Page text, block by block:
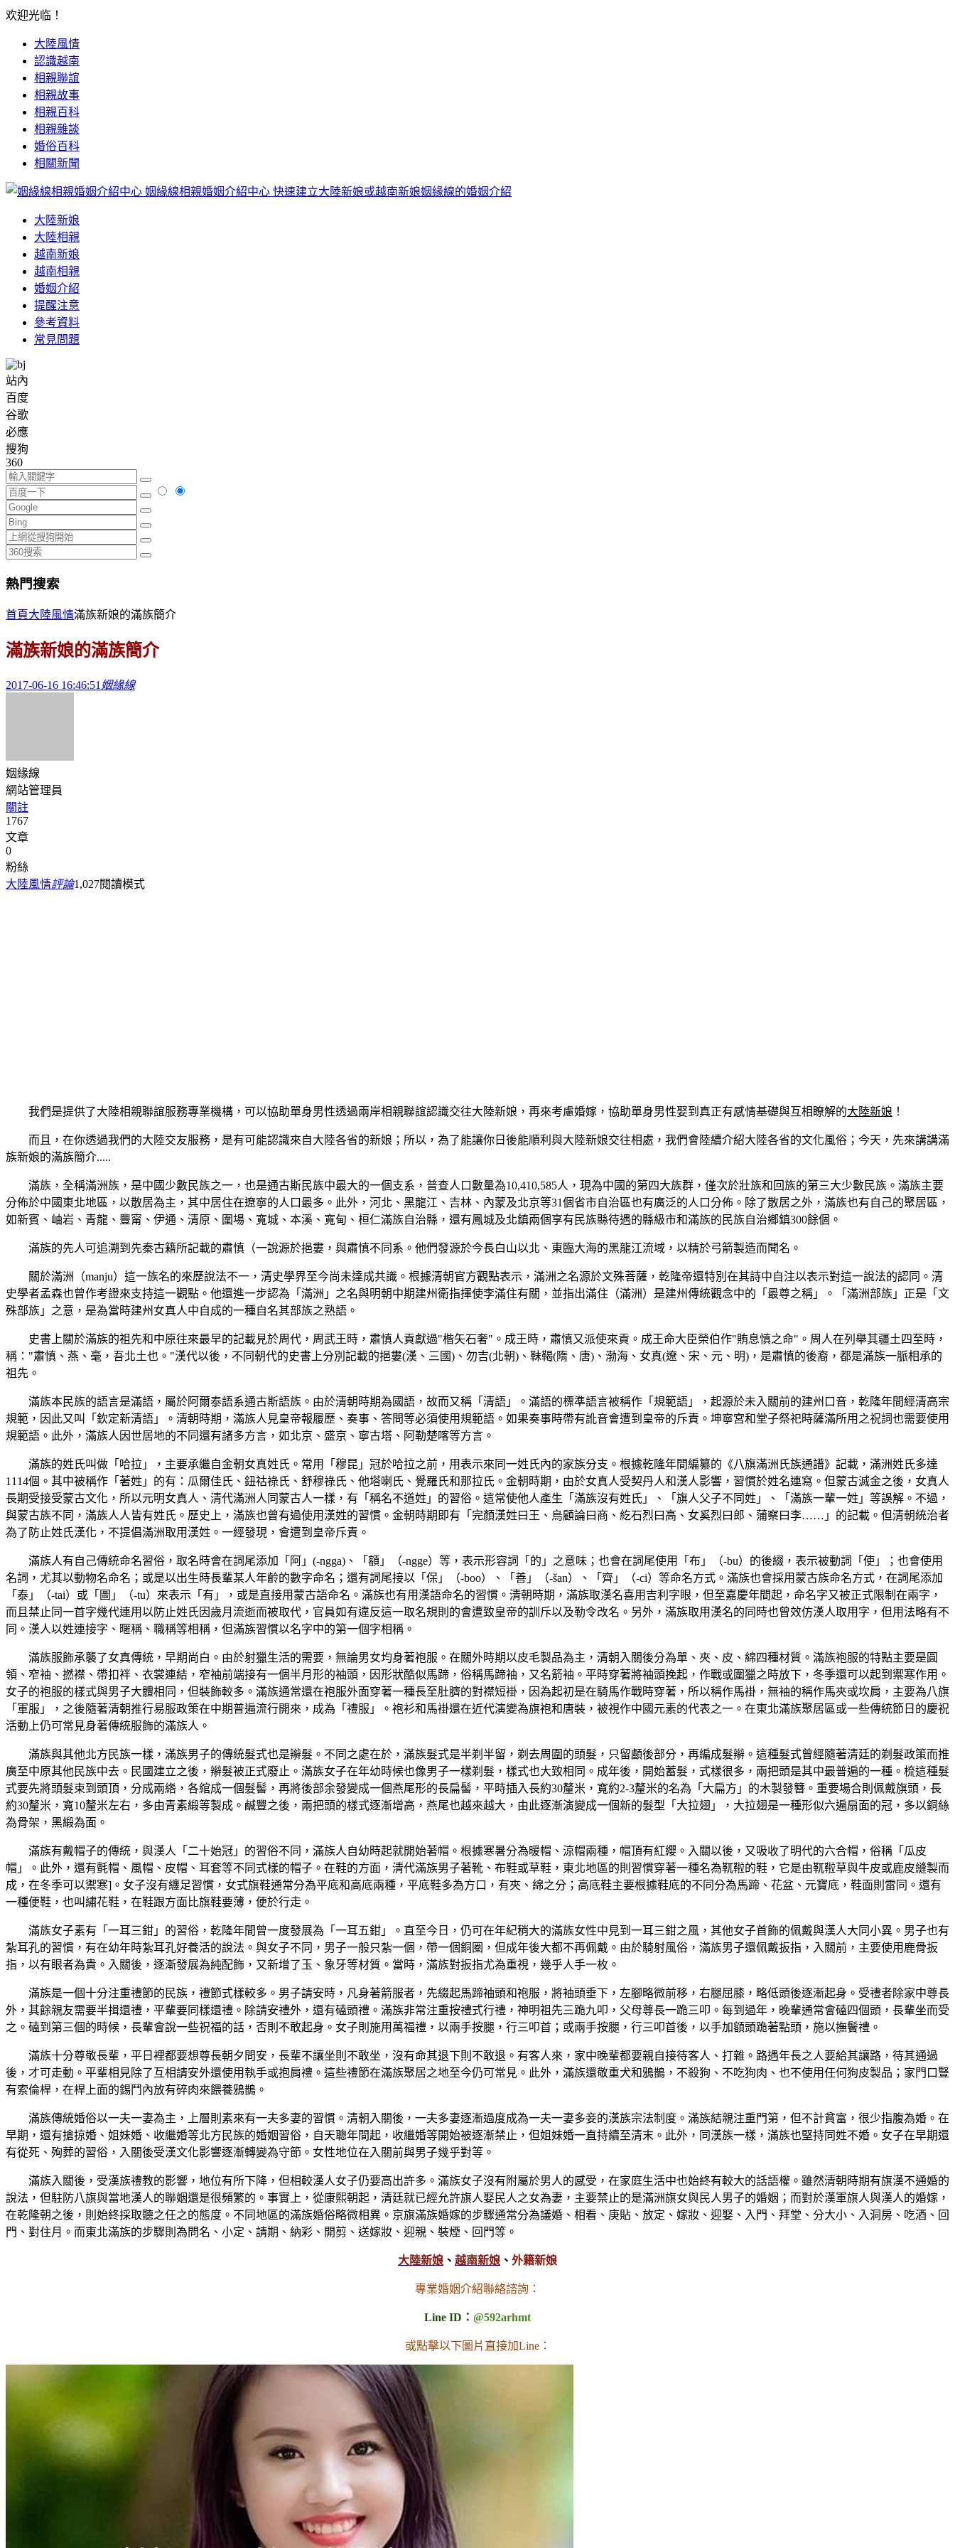
欢迎光临！
大陸風情
認識越南
相親聯誼
相親故事
相親百科
相親雜談
婚俗百科
相關新聞
姻緣線相親婚姻介紹中心 快速建立大陸新娘或越南新娘姻緣線的婚姻介紹
大陸新娘
大陸相親
越南新娘
越南相親
婚姻介紹
提醒注意
參考資料
常見問題
站內
百度
谷歌
必應
搜狗
360
熱門搜索
首頁大陸風情滿族新娘的滿族簡介
滿族新娘的滿族簡介
2017-06-16 16:46:51 姻緣線
姻緣線
網站管理員
關註
1767
文章
0
粉絲
大陸風情評論1,027閱讀模式
我們是提供了大陸相親聯誼服務專業機構，可以協助單身男性透過兩岸相親聯誼認識交往大陸新娘，再來考慮婚嫁，協助單身男性娶到真正有感情基礎與互相瞭解的大陸新娘 ！
而且，在你透過我們的大陸交友服務，是有可能認識來自大陸各省的新娘；所以，為了能讓你日後能順利與大陸新娘交往相處，我們會陸續介紹大陸各省的文化風俗；今天，先來講講滿
族新娘的滿族簡介.....
滿族，全稱滿洲族，是中國少數民族之一，也是通古斯民族中最大的一個支系，普查人口數量為10,410,585人，現為中國的第四大族群，僅次於壯族和回族的第三大少數民族。滿族主要
分佈於中國東北地區，以散居為主，其中居住在遼寧的人口最多。此外，河北、黑龍江、吉林、內蒙及北京等31個省市自治區也有廣泛的人口分佈。除了散居之外，滿族也有自己的聚居區，
如新賓、岫岩、青龍、豐甯、伊通、清原、圍場、寬城、本溪、寬甸、桓仁滿族自治縣，還有鳳城及北鎮兩個享有民族縣待遇的縣級市和滿族的民族自治鄉鎮300餘個。
滿族的先人可追溯到先秦古籍所記載的肅慎（一說源於挹婁，與肅慎不同系。他們發源於今長白山以北、東臨大海的黑龍江流域，以精於弓箭製造而聞名。
關於滿洲（manju）這一族名的來歷說法不一，清史學界至今尚未達成共識。根據清朝官方觀點表示，滿洲之名源於文殊菩薩，乾隆帝還特別在其詩中自注以表示對這一說法的認同。清
史學者孟森也曾作考證來支持這一觀點。他還進一步認為「滿洲」之名與明朝中期建州衛指揮使李滿住有關，並指出滿住（滿洲）是建州傳統觀念中的「最尊之稱」。「滿洲部族」正是「文
殊部族」之意，是為當時建州女真人中自成的一種自名其部族之熟語。
史書上關於滿族的祖先和中原往來最早的記載見於周代，周武王時，肅慎人貢獻過"楷矢石奢"。成王時，肅慎又派使來貢。成王命大臣榮伯作"賄息慎之命"。周人在列舉其疆土四至時，
稱："肅慎、燕、毫，吾北土也。"漢代以後，不同朝代的史書上分別記載的挹婁(漢、三國)、勿吉(北朝)、靺鞨(隋、唐)、渤海、女真(遼、宋、元、明)，是肅慎的後裔，都是滿族一脈相承的
祖先。
滿族本民族的語言是滿語，屬於阿爾泰語系通古斯語族。由於清朝時期為國語，故而又稱「清語」。滿語的標準語言被稱作「規範語」，起源於未入關前的建州口音，乾隆年間經清高宗
規範，因此又叫「欽定新清語」。清朝時期，滿族人見皇帝報履歷、奏事、答問等必須使用規範語。如果奏事時帶有訛音會遭到皇帝的斥責。坤寧宮和堂子祭祀時薩滿所用之祝詞也需要使用
規範語。此外，滿族人因世居地的不同還有諸多方言，如北京、盛京、寧古塔、阿勒楚喀等方言。
滿族的姓氏叫做「哈拉」，主要承繼自金朝女真姓氏。常用「穆昆」冠於哈拉之前，用表示來同一姓氏內的家族分支。根據乾隆年間編纂的《八旗滿洲氏族通譜》記載，滿洲姓氏多達
1114個。其中被稱作「著姓」的有：瓜爾佳氏、鈕祜祿氏、舒穆祿氏、他塔喇氏、覺羅氏和那拉氏。金朝時期，由於女真人受契丹人和漢人影響，習慣於姓名連寫。但蒙古滅金之後，女真人
長期受接受蒙古文化，所以元明女真人、清代滿洲人同蒙古人一樣，有「稱名不道姓」的習俗。這常使他人產生「滿族沒有姓氏」、「旗人父子不同姓」、「滿族一輩一姓」等誤解。不過，
與蒙古族不同，滿族人人皆有姓氏。歷史上，滿族也曾有過使用漢姓的習慣。金朝時期即有「完顏漢姓曰王、烏顧論曰商、紇石烈曰高、女奚烈曰郎、蒲察曰李……」的記載。但清朝統治者
為了防止姓氏漢化，不提倡滿洲取用漢姓。一經發現，會遭到皇帝斥責。
滿族人有自己傳統命名習俗，取名時會在詞尾添加「阿」(-ngga)、「額」（-ngge）等，表示形容詞「的」之意味；也會在詞尾使用「布」（-bu）的後綴，表示被動詞「使」；也會使用
名詞，尤其以動物名命名；或是以出生時長輩某人年齡的數字命名；還有詞尾接以「保」（-boo）、「善」（-šan）、「齊」（-ci）等命名方式。滿族也會採用蒙古族命名方式，在詞尾添加
「泰」（-tai）或「圖」（-tu）來表示「有」，或是直接用蒙古語命名。滿族也有用漢語命名的習慣。清朝時期，滿族取漢名喜用吉利字眼，但至嘉慶年間起，命名字又被正式限制在兩字，
而且禁止同一首字幾代連用以防止姓氏因歲月流逝而被取代，官員如有違反這一取名規則的會遭致皇帝的訓斥以及勒令改名。另外，滿族取用漢名的同時也曾效仿漢人取用字，但用法略有不
同。漢人以姓連接字、暱稱、職稱等相稱，但滿族習慣以名字中的第一個字相稱。
滿族服飾承襲了女真傳統，早期尚白。由於射獵生活的需要，無論男女均身著袍服。在關外時期以皮毛製品為主，清朝入關後分為單、夾、皮、綿四種材質。滿族袍服的特點主要是圓
領、窄袖、撚襟、帶扣袢、衣裳連結，窄袖前端接有一個半月形的袖頭，因形狀酷似馬蹄，俗稱馬蹄袖，又名箭袖。平時穿著將袖頭挽起，作戰或圍獵之時放下，冬季還可以起到禦寒作用。
女子的袍服的樣式與男子大體相同，但裝飾較多。滿族通常還在袍服外面穿著一種長至肚臍的對襟短褂，因為起初是在騎馬作戰時穿著，所以稱作馬褂，無袖的稱作馬夾或坎肩，主要為八旗
「軍服」，之後隨著清朝推行易服政策在中期普遍流行開來，成為「禮服」。袍衫和馬褂還在近代演變為旗袍和唐裝，被視作中國元素的代表之一。在東北滿族聚居區或一些傳統節日的慶祝
活動上仍可常見身著傳統服飾的滿族人。
滿族與其他北方民族一樣，滿族男子的傳統髮式也是辮髮。不同之處在於，滿族髮式是半剃半留，剃去周圍的頭髮，只留顱後部分，再編成髮辮。這種髮式曾經隨著清廷的剃髮政策而推
廣至中原其他民族中去。民國建立之後，辮髮被正式廢止。滿族女子在年幼時候也像男子一樣剃髮，樣式也大致相同。成年後，開始蓄髮，式樣很多，兩把頭是其中最普遍的一種。梳這種髮
式要先將頭髮束到頭頂，分成兩綹，各綰成一個髮髻，再將後部余發變成一個燕尾形的長扁髻，平時插入長約30釐米，寬約2-3釐米的名為「大扁方」的木製發簪。重要場合則佩戴旗頭，長
約30釐米，寬10釐米左右，多由青素緞等製成。鹹豐之後，兩把頭的樣式逐漸增高，燕尾也越來越大，由此逐漸演變成一個新的髮型「大拉翅」，大拉翅是一種形似六遍扇面的冠，多以銅絲
為骨架，黑緞為面。
滿族有戴帽子的傳統，與漢人「二十始冠」的習俗不同，滿族人自幼時起就開始著帽。根據寒暑分為暖帽、涼帽兩種，帽頂有紅纓。入關以後，又吸收了明代的六合帽，俗稱「瓜皮
帽」。此外，還有氈帽、風帽、皮帽、耳套等不同式樣的帽子。在鞋的方面，清代滿族男子著靴、布鞋或草鞋，東北地區的則習慣穿著一種名為靰鞡的鞋，它是由靰鞡草與牛皮或鹿皮縫製而
成，在冬季可以禦寒]。女子沒有纏足習慣，女式旗鞋通常分為平底和高底兩種，平底鞋多為方口，有夾、綿之分；高底鞋主要根據鞋底的不同分為馬蹄、花盆、元寶底，鞋面則雷同。還有
一種便鞋，也叫繡花鞋，在鞋跟方面比旗鞋要薄，便於行走。
滿族女子素有「一耳三鉗」的習俗，乾隆年間曾一度發展為「一耳五鉗」。直至今日，仍可在年紀稍大的滿族女性中見到一耳三鉗之風，其他女子首飾的佩戴與漢人大同小異。男子也有
紮耳孔的習慣，有在幼年時紮耳孔好養活的說法。與女子不同，男子一般只紮一個，帶一個銅圈，但成年後大都不再佩戴。由於騎射風俗，滿族男子還佩戴扳指，入關前，主要使用鹿骨扳
指，以有眼者為貴。入關後，逐漸發展為純配飾，又新增了玉、象牙等材質。當時，滿族對扳指尤為重視，幾乎人手一枚。
滿族是一個十分注重禮節的民族，禮節式樣較多。男子請安時，凡身著箭服者，先綴起馬蹄袖頭和袍服，將袖頭垂下，左腳略微前移，右腿屈膝，略低頭後逐漸起身。受禮者除家中尊長
外，其餘親友需要半揖還禮，平輩要同樣還禮。除請安禮外，還有磕頭禮。滿族非常注重按禮式行禮，神明祖先三跪九叩，父母尊長一跪三叩。每到過年，晚輩通常會磕四個頭，長輩坐而受
之。磕到第三個的時候，長輩會說一些祝福的話，否則不敢起身。女子則施用萬福禮，以兩手按腿，行三叩首；或兩手按腿，行三叩首後，以手加額頭跪著點頭，施以撫鬢禮。
滿族十分尊敬長輩，平日裡都要想尊長朝夕問安，長輩不讓坐則不敢坐，沒有命其退下則不敢退。有客人來，家中晚輩都要親自接待客人、打雜。路遇年長之人要給其讓路，待其通過
後，才可走動。平輩相見除了互相請安外還使用執手或抱肩禮。這些禮節在滿族聚居之地至今仍可常見。此外，滿族還敬重犬和鴉鵲，不殺狗、不吃狗肉、也不使用任何狗皮製品；家門口豎
有索倫桿，在桿上面的錫鬥內放有碎肉來餵養鴉鵲。
滿族傳統婚俗以一夫一妻為主，上層則素來有一夫多妻的習慣。清朝入關後，一夫多妻逐漸過度成為一夫一妻多妾的漢族宗法制度。滿族結親注重門第，但不計貧富，很少指腹為婚。在
早期，還有搶掠婚、姐妹婚、收繼婚等北方民族的婚姻習俗，自天聰年間起，收繼婚等開始被逐漸禁止，但姐妹婚一直持續至清末。此外，同漢族一樣，滿族也堅持同姓不婚。女子在早期還
有從死、殉葬的習俗，入關後受漢文化影響逐漸轉變為守節。女性地位在入關前與男子幾乎對等。
滿族入關後，受漢族禮教的影響，地位有所下降，但相較漢人女子仍要高出許多。滿族女子沒有附屬於男人的感受，在家庭生活中也始終有較大的話語權。雖然清朝時期有旗漢不通婚的
說法，但駐防八旗與當地漢人的聯姻還是很頻繁的。事實上，從康熙朝起，清廷就已經允許旗人娶民人之女為妻，主要禁止的是滿洲旗女與民人男子的婚姻；而對於漢軍旗人與漢人的婚嫁，
在乾隆朝之後，則始終採取聽之任之的態度。不同地區的滿族婚俗略微相異。京旗滿族婚嫁的步驟通常分為議婚、相看、庚貼、放定、嫁妝、迎娶、入門、拜堂、分大小、入洞房、吃酒、回
門、對住月。而東北滿族的步驟則為問名、小定、請期、納彩、開剪、送嫁妝、迎親、裝煙、回門等。
大陸新娘 、 越南新娘 、 外籍新娘
專業婚姻介紹聯絡諮詢：
Line ID： @592arhmt
或點擊以下圖片直接加Line：